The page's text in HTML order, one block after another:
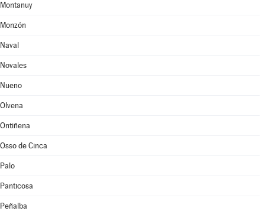
Montanuy
Monzón
Naval
Novales
Nueno
Olvena
Ontiñena
Osso de Cinca
Palo
Panticosa
Peñalba